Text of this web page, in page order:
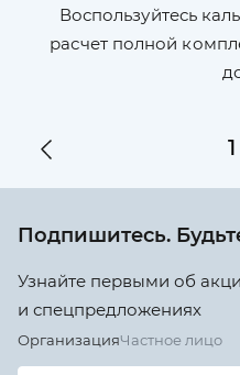
Воспользуйтесь
расчет полной
1
Подпишитесь.
Узнайте первыми об
и спецпредложениях
ОрганизацияЧастное лицо